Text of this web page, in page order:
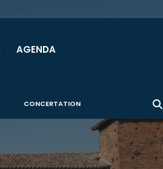
AGENDA
CONCERTATION